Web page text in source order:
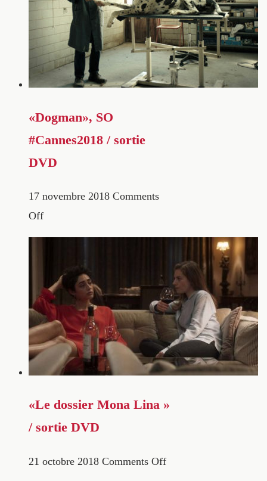
«Dogman», SO
#Cannes2018 / sortie
DVD
17 novembre 2018 Comments
Off
«Le dossier Mona Lina »
/ sortie DVD
21 octobre 2018 Comments Off